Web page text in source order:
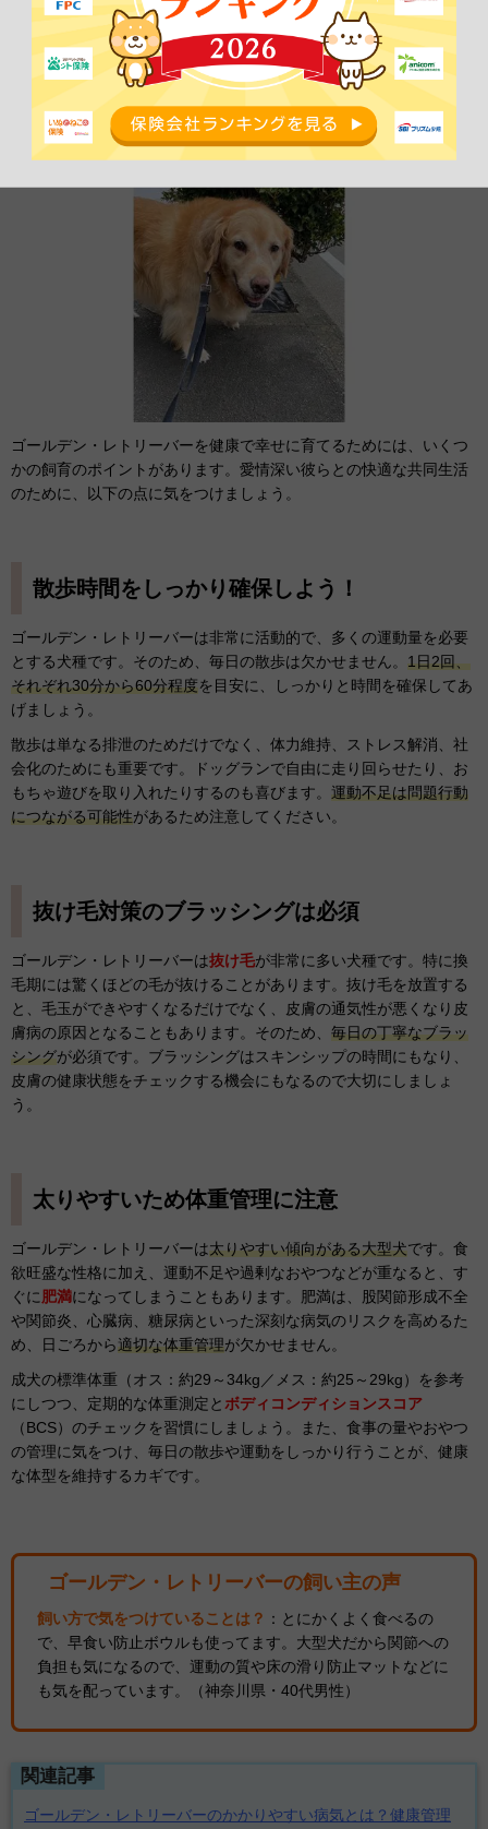
ゴールデン・レトリーバーの飼い方の
ポイントは？
ゴールデン・レトリーバーを健康で幸せに育てるためには、いくつ
かの飼育のポイントがあります。愛情深い彼らとの快適な共同生活
のために、以下の点に気をつけましょう。
散歩時間をしっかり確保しよう！
ゴールデン・レトリーバーは非常に活動的で、多くの運動量を必要
とする犬種です。そのため、毎日の散歩は欠かせません。 1日2回、
それぞれ30分から60分程度を目安に、しっかりと時間を確保してあ
げましょう。
散歩は単なる排泄のためだけでなく、体力維持、ストレス解消、社
会化のためにも重要です。ドッグランで自由に走り回らせたり、お
もちゃ遊びを取り入れたりするのも喜びます。 運動不足は問題行動
につながる可能性があるため注意してください。
抜け毛対策のブラッシングは必須
ゴールデン・レトリーバーは抜け毛が非常に多い犬種です。特に換
毛期には驚くほどの毛が抜けることがあります。抜け毛を放置する
と、毛玉ができやすくなるだけでなく、皮膚の通気性が悪くなり皮
膚病の原因となることもあります。そのため、 毎日の丁寧なブラッ
シングが必須です。ブラッシングはスキンシップの時間にもなり、
皮膚の健康状態をチェックする機会にもなるので大切にしましょ
う。
太りやすいため体重管理に注意
ゴールデン・レトリーバーは太りやすい傾向がある大型犬です。食
欲旺盛な性格に加え、運動不足や過剰なおやつなどが重なると、す
ぐに肥満になってしまうこともあります。肥満は、股関節形成不全
や関節炎、心臓病、糖尿病といった深刻な病気のリスクを高めるた
め、日ごろから適切な体重管理が欠かせません。
成犬の標準体重（オス：約29～34kg／メス：約25～29kg）を参考
にしつつ、定期的な体重測定とボディコンディションスコア
（BCS）のチェックを習慣にしましょう。また、食事の量やおやつ
の管理に気をつけ、毎日の散歩や運動をしっかり行うことが、健康
な体型を維持するカギです。
ゴールデン・レトリーバーの飼い主の声
飼い方で気をつけていることは？ ：とにかくよく食べるの
で、早食い防止ボウルも使ってます。大型犬だから関節への
負担も気になるので、運動の質や床の滑り防止マットなどに
も気を配っています。（神奈川県・40代男性）
関連記事
ゴールデン・レトリーバーのかかりやすい病気とは？健康管理